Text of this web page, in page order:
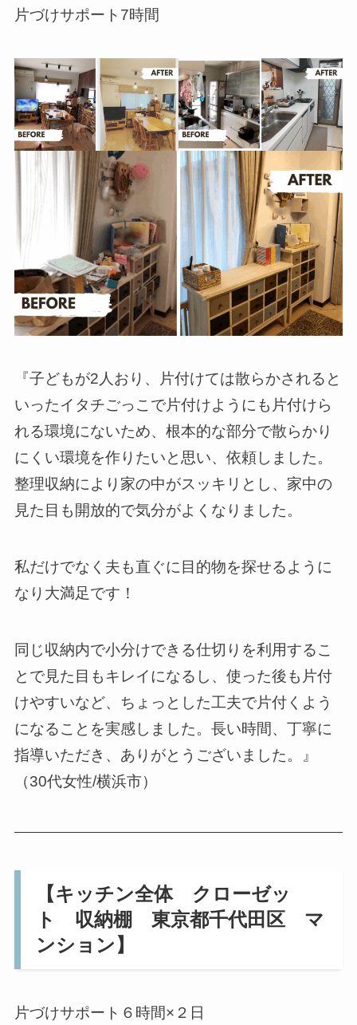
片づけサポート7時間
『子どもが2人おり、片付けては散らかされると
いったイタチごっこで片付けようにも片付けら
れる環境にないため、根本的な部分で散らかり
にくい環境を作りたいと思い、依頼しました。
整理収納により家の中がスッキリとし、家中の
見た目も開放的で気分がよくなりました。
私だけでなく夫も直ぐに目的物を探せるように
なり大満足です！
同じ収納内で小分けできる仕切りを利用するこ
とで見た目もキレイになるし、使った後も片付
けやすいなど、ちょっとした工夫で片付くよう
になることを実感しました。長い時間、丁寧に
指導いただき、ありがとうございました。』
（30代女性/横浜市）
【キッチン全体 クローゼッ
ト 収納棚 東京都千代田区 マ
ンション】
片づけサポート６時間×２日